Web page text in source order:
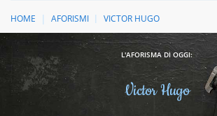
HOME AFORISMI VICTOR HUGO
L'AFORISMA DI OGGI:
Victor Hugo